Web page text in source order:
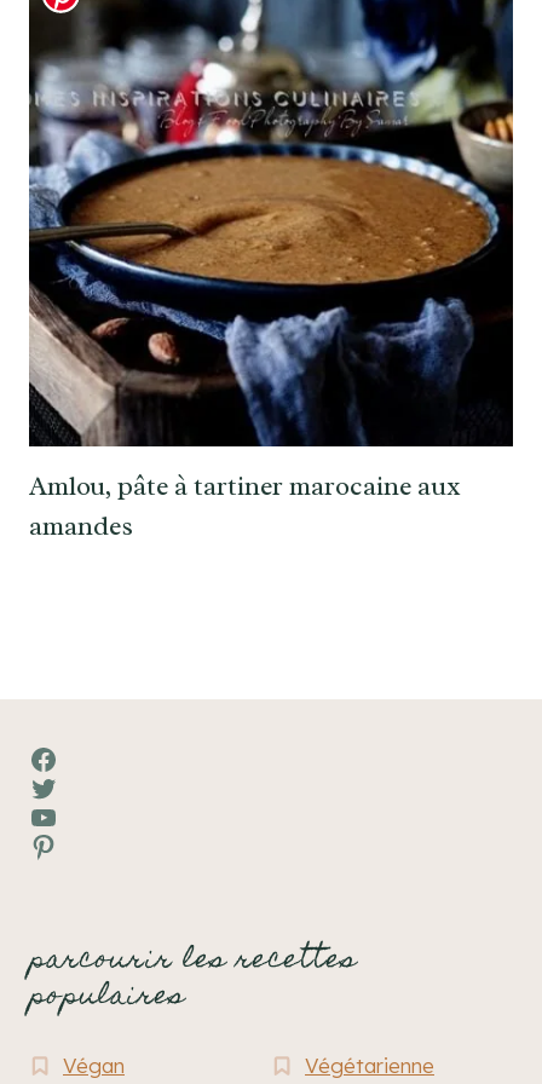
Amlou, pâte à tartiner marocaine aux
amandes
Facebook
Twitter
YouTube
Pinterest
parcourir les recettes
populaires
Végan Végétarienne